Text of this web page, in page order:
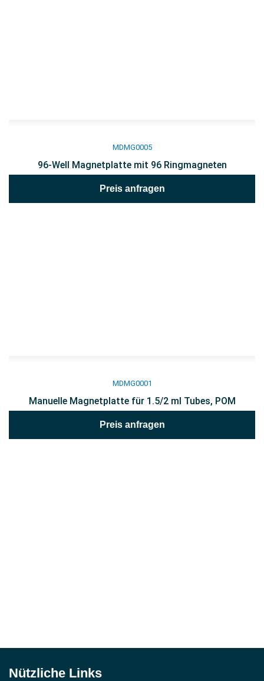
MDMG0005
96-Well Magnetplatte mit 96 Ringmagneten
Preis anfragen
MDMG0001
Manuelle Magnetplatte für 1.5/2 ml Tubes, POM
Preis anfragen
Nützliche Links